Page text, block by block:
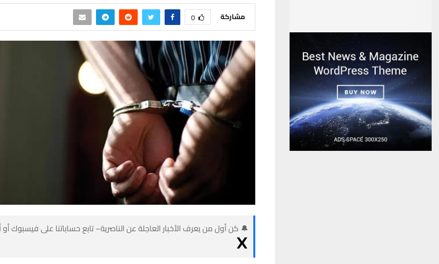
مشاركة 0
🔔 كن أول من يعرف الأخبار العاجلة عن الناصرية– تابع حساباتنا على فيسبوك